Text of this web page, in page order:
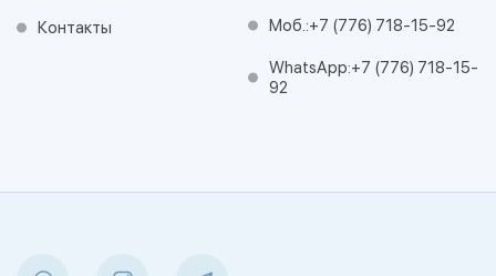
Контакты Моб.:+7 (776) 718-15-92
WhatsApp:+7 (776) 718-15-
92